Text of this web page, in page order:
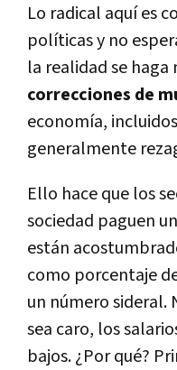
Lo radical aquí es
políticas y no
la realidad se haga
correcciones de
economía,
generalmente
Ello hace que los
sociedad paguen
están
como porcentaje
un número sideral.
sea caro, los
bajos. ¿Por qué?